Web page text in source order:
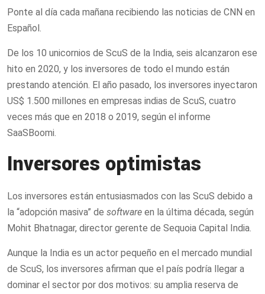
Ponte al día cada mañana recibiendo las noticias de CNN en
Español.
De los 10 unicornios de ScuS de la India, seis alcanzaron ese
hito en 2020, y los inversores de todo el mundo están
prestando atención. El año pasado, los inversores inyectaron
US$ 1.500 millones en empresas indias de ScuS, cuatro
veces más que en 2018 o 2019, según el informe
SaaSBoomi.
Inversores optimistas
Los inversores están entusiasmados con las ScuS debido a
la “adopción masiva” de software en la última década, según
Mohit Bhatnagar, director gerente de Sequoia Capital India.
Aunque la India es un actor pequeño en el mercado mundial
de ScuS, los inversores afirman que el país podría llegar a
dominar el sector por dos motivos: su amplia reserva de